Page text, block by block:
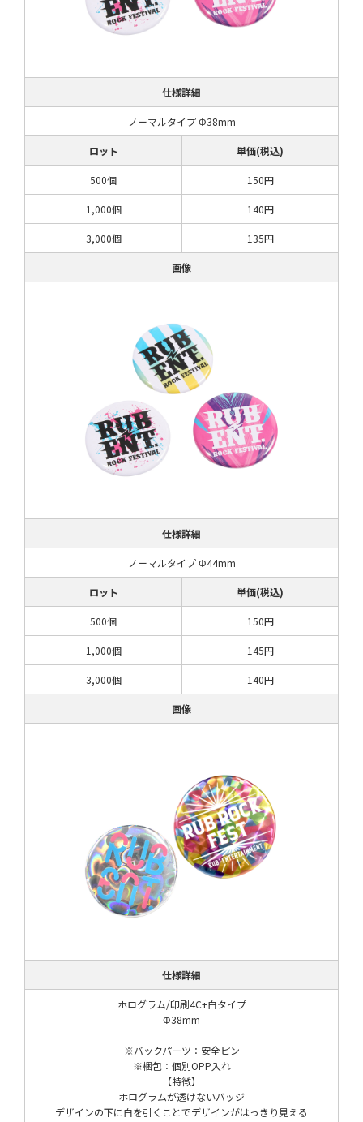
仕様詳細
ノーマルタイプ Φ38mm
ロット 単価(税込)
500個 150円
1,000個 140円
3,000個 135円
画像
仕様詳細
ノーマルタイプ Φ44mm
ロット 単価(税込)
500個 150円
1,000個 145円
3,000個 140円
画像
仕様詳細
ホログラム/印刷4C+白タイプ
Φ38mm
※バックパーツ：安全ピン
※梱包：個別OPP入れ
【特徴】
ホログラムが透けないバッジ
デザインの下に白を引くことでデザインがはっきり見える